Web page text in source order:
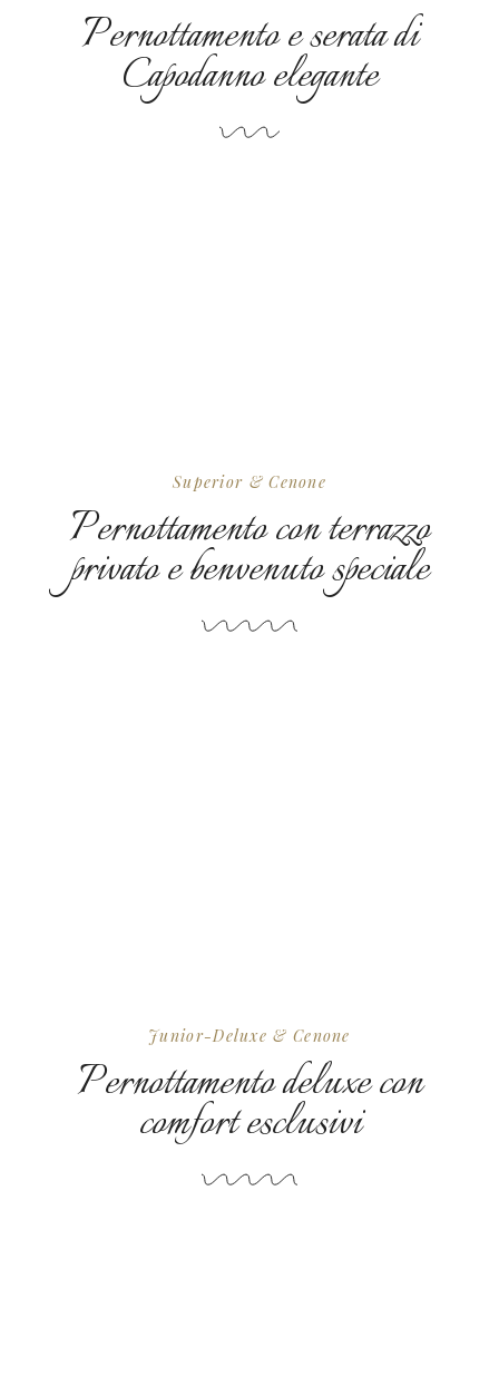
Pernottamento e serata di
Capodanno elegante
Superior & Cenone
Pernottamento con terrazzo
privato e benvenuto speciale
Junior-Deluxe & Cenone
Pernottamento deluxe con
comfort esclusivi